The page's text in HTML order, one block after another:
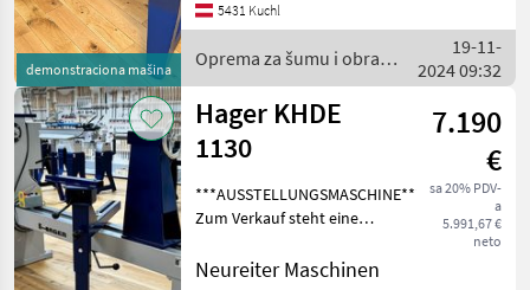
demonstraciona mašina
Drechselbank,
Spitzenweite von
5431 Kuchl
Oprema za šumu i obradu
drveta / Sonstige
19-11-
2024 09:32
Hager KHDE
1130
7.190
€
sa 20% PDV-
a
5.991,67 €
neto
***AUSSTELLUNGSMASCHINE***
Zum Verkauf steht eine
1130 Drechselbank mit
Neureiter Maschinen